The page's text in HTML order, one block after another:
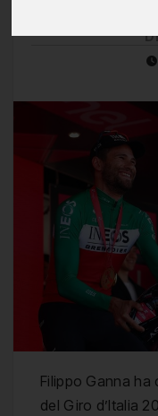
Di
Filippo Ganna
del Giro d’Italia